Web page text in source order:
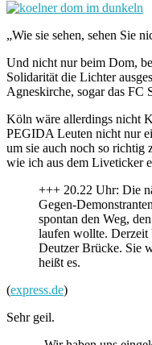
„Wie sie sehen, sehen Sie
Und nicht nur beim Dom,
Solidarität die Lichter
Agneskirche, sogar das FC
Köln wäre allerdings nicht
PEGIDA Leuten nicht nur
um sie auch noch so richtig
wie ich aus dem Liveticker
+++ 20.22 Uhr: Die
Gegen-
spontan den Weg,
laufen wollte. Derzeit
Deutzer Brücke. Sie
heißt es.
(express.de)
Sehr geil.